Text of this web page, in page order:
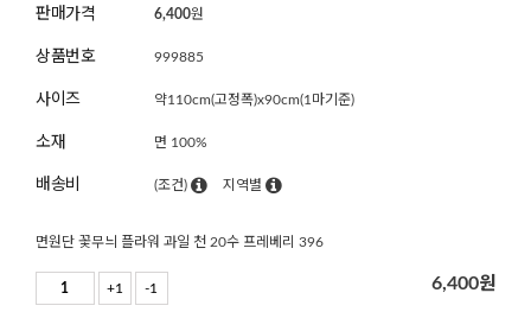
판매가격 6,400원
상품번호 999885
사이즈 약110cm(고정폭)x90cm(1마기준)
소재 면 100%
배송비 (조건) 지역별
면원단 꽃무늬 플라워 과일 천 20수 프레베리 396
+1 -1 6,400원